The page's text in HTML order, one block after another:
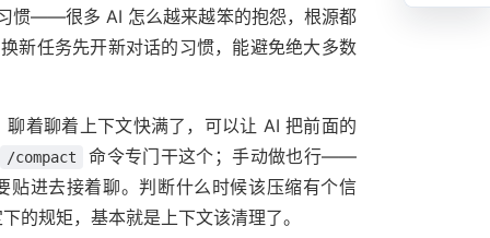
惯——很多 AI 怎么越来越笨的抱怨，根源都
新任务先开新对话的习惯，能避免绝大多数
着聊着上下文快满了，可以让 AI 把前面的
/compact
命令专门干这个；手动做也行——
进去接着聊。判断什么时候该压缩有个信
的规矩，基本就是上下文该清理了。